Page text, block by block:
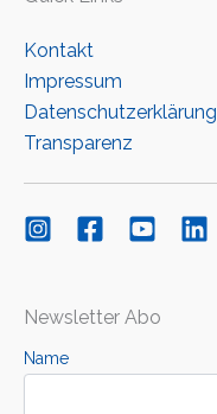
Kontakt
Impressum
Datenschutzerklärung
Transparenz
Newsletter Abo
Name